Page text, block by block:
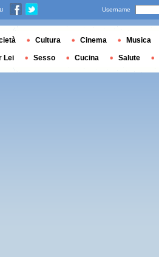
Username
Cultura Cinema Musica
Lei Sesso Cucina Salute